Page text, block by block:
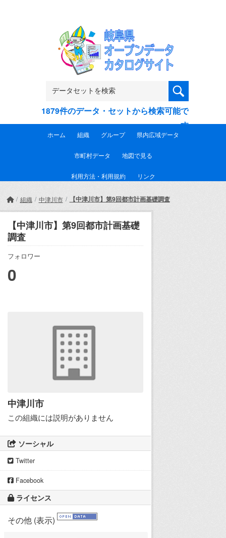
1879件のデータ・セットから検索可能で
す
ホーム 組織 グループ 県内広域データ
市町村データ 地図で見る
利用方法・利用規約 リンク
組織 中津川市 【中津川市】第9回都市計画基礎調査
【中津川市】第9回都市計画基礎
調査
フォロワー
0
中津川市
この組織には説明がありません
ソーシャル
Twitter
Facebook
ライセンス
その他 (表示)